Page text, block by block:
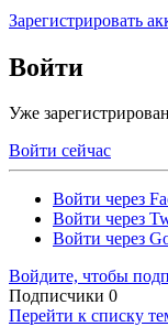
Зарегистрировать
Войти
Уже
Войти сейчас
Войти через
Войти через
Войти через
Войдите, чтобы
Подписчики 0
Перейти к списку